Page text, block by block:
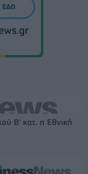
Β' κατ. η Εθνική